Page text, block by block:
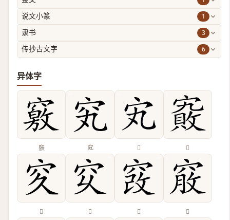
说文小篆 1
隶书 3
传抄古文字 6
异体字
竅 䆒 𡧄 𡫄
𥤯 𥤳 𥦄 𥦵